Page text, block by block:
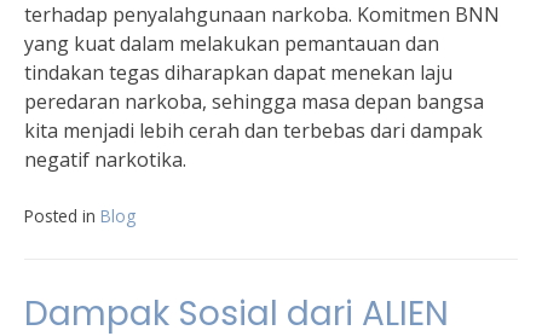
terhadap penyalahgunaan narkoba. Komitmen BNN
yang kuat dalam melakukan pemantauan dan
tindakan tegas diharapkan dapat menekan laju
peredaran narkoba, sehingga masa depan bangsa
kita menjadi lebih cerah dan terbebas dari dampak
negatif narkotika.
Posted in Blog
Dampak Sosial dari ALIEN